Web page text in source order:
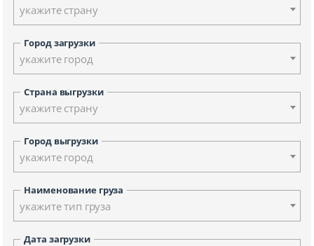
укажите страну
Город загрузки
укажите город
Страна выгрузки
укажите страну
Город выгрузки
укажите город
Наименование груза
укажите тип груза
Дата загрузки